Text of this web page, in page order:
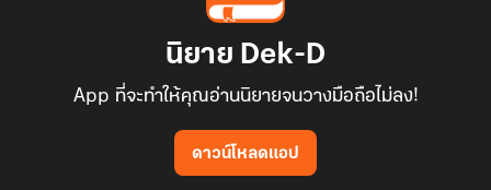
นิยาย Dek-D
App ที่จะทำให้คุณอ่านนิยายจนวางมือถือไม่ลง!
ดาวน์โหลดแอป